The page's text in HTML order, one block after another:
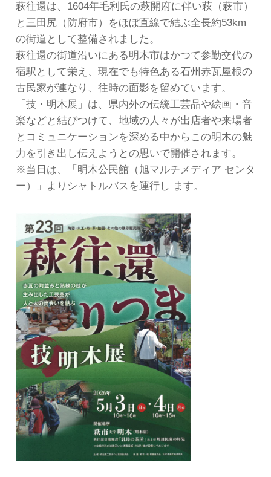
萩往還は、1604年毛利氏の萩開府に伴い萩（萩市）
と三田尻（防府市）をほぼ直線で結ぶ全長約53km
の街道として整備されました。
萩往還の街道沿いにある明木市はかつて参勤交代の
宿駅として栄え、現在でも特色ある石州赤瓦屋根の
古民家が連なり、往時の面影を留めています。
「技・明木展」は、県内外の伝統工芸品や絵画・音
楽などと結びつけて、地域の人々が出店者や来場者
とコミュニケーションを深める中からこの明木の魅
力を引き出し伝えようとの思いで開催されます。
※当日は、「明木公民館（旭マルチメディア センタ
ー）」よりシャトルバスを運行し ます。